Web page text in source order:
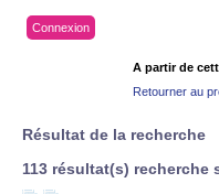
Connexion
A partir de
Retourner au
Résultat de la recherche
113 résultat(s) recherche